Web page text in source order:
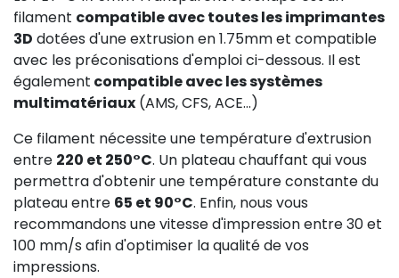
filament compatible avec toutes les imprimantes
3D dotées d'une extrusion en 1.75mm et compatible
avec les préconisations d'emploi ci-dessous. Il est
également compatible avec les systèmes
multimatériaux (AMS, CFS, ACE...)
Ce filament nécessite une température d'extrusion
entre 220 et 250°C. Un plateau chauffant qui vous
permettra d'obtenir une température constante du
plateau entre 65 et 90°C. Enfin, nous vous
recommandons une vitesse d'impression entre 30 et
100 mm/s afin d'optimiser la qualité de vos
impressions.